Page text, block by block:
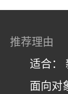
推荐理由
适合：
面向对